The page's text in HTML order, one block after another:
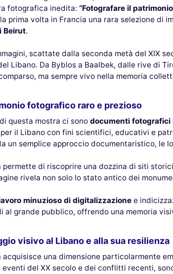
fotografica inedita: “Fotografare il
prima volta in Francia una rara selezione di
Beirut.
scattate dalla seconda metà del XIX
Libano. Da Byblos a Baalbek, dalle rive di
ma sempre vivo nella memoria
fotografico raro e prezioso
questa mostra ci sono documenti fotografici
il Libano con fini scientifici, educativi e
un semplice approccio documentaristico, le
permette di riscoprire una dozzina di siti
rivela non solo lo stato antico dei
minuzioso di digitalizzazione e
al grande pubblico, offrendo una memoria
visivo al Libano e alla sua resilienza
acquisisce una dimensione particolarmente
del XX secolo e dei conflitti recenti,